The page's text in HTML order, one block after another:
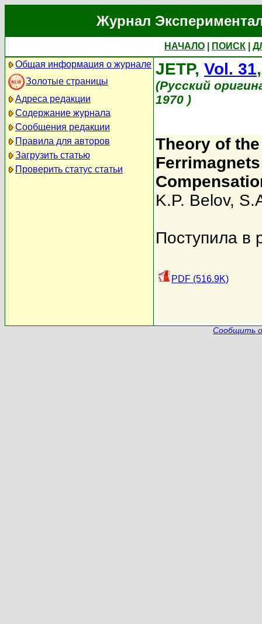
Журнал
НАЧАЛО ПОИСК
Общая информация о журнале
Золотые страницы
Адреса редакции
Содержание журнала
Сообщения редакции
Правила для авторов
Загрузить статью
Проверить статус статьи
JETP, Vol. 31
(Русский
1970 )
Theory of
K.P. Belov,
Поступила в
PDF (516.9K)
Сообщить о